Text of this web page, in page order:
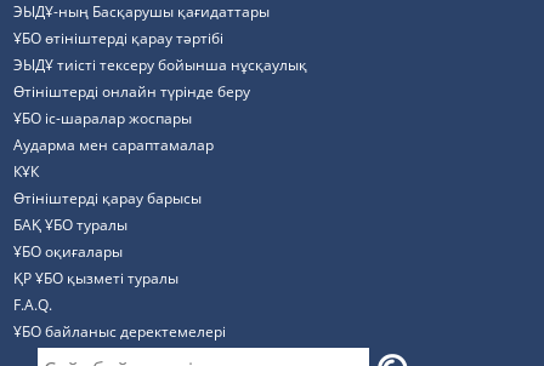
ЭЫДҰ-ның Басқарушы қағидаттары
ҰБО өтініштерді қарау тәртібі
ЭЫДҰ тиісті тексеру бойынша нұсқаулық
Өтініштерді онлайн түрінде беру
ҰБО іс-шаралар жоспары
Аударма мен сараптамалар
КҰК
Өтініштерді қарау барысы
БАҚ ҰБО туралы
ҰБО оқиғалары
ҚР ҰБО қызметі туралы
F.A.Q.
ҰБО байланыс деректемелерi